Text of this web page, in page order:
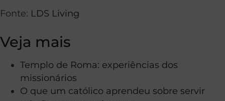
Fonte: LDS Living
Veja mais
Templo de Roma: experiências dos
missionários
O que um católico aprendeu sobre servir